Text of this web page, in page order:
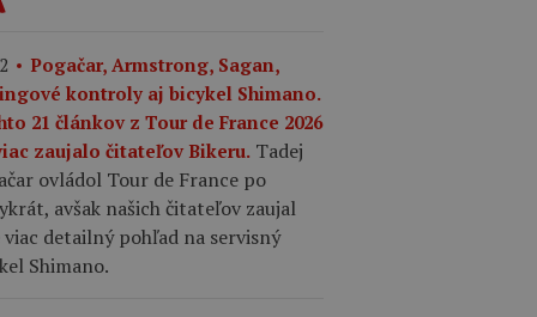
Pogačar, Armstrong, Sagan,
kontroly aj bicykel Shimano.
21 článkov z Tour de France 2026
zaujalo čitateľov Bikeru. Tadej
ovládol Tour de France po
avšak našich čitateľov zaujal
viac detailný pohľad na servisný
Shimano.